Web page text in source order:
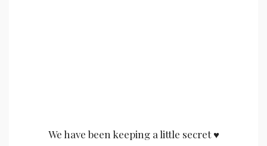
We have been keeping a little secret ♥